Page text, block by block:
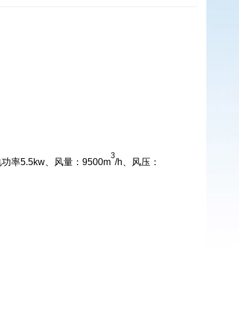
率5.5kw、风量：9500m
3
/h、风压：